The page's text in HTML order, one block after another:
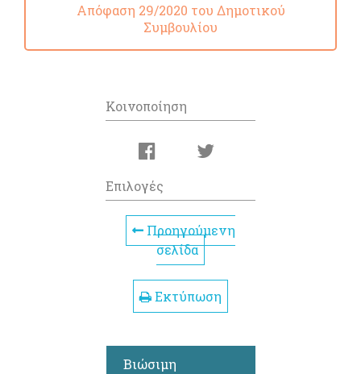
Απόφαση 29/2020 του Δημοτικού
Συμβουλίου
Κοινοποίηση
Επιλογές
Προηγούμενη
σελίδα
Εκτύπωση
Βιώσιμη